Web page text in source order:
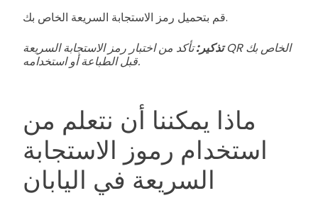
قم بتحميل رمز الاستجابة السريعة الخاص بك.
تذكير:تأكد من اختبار رمز الاستجابة السريعة QR الخاص بك
قبل الطباعة أو استخدامه.
ماذا يمكننا أن نتعلم من
استخدام رموز الاستجابة
السريعة في اليابان